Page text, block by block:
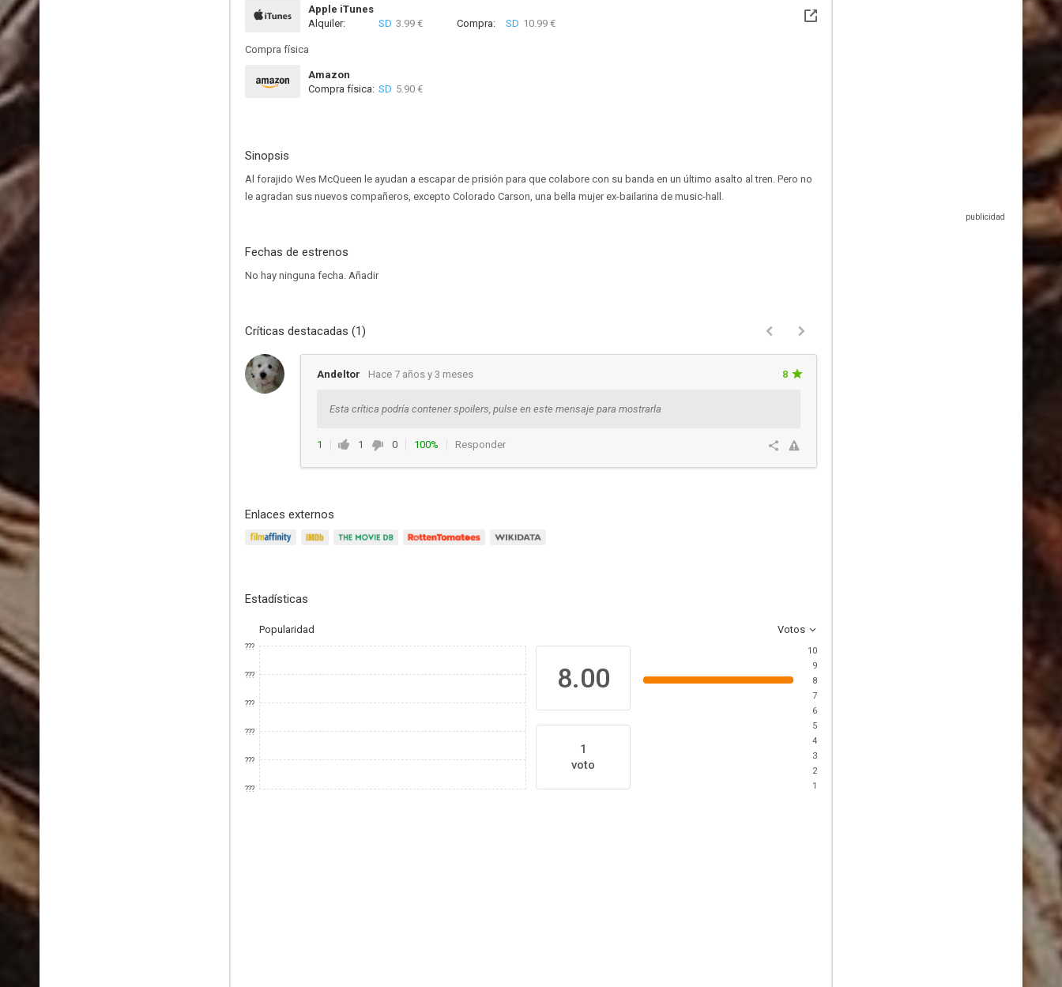
Apple iTunes
Alquiler:
SD 3.99 € Compra: SD 10.99 €
Compra física
Amazon
Compra física: SD 5.90 €
Sinopsis
Al forajido Wes McQueen le ayudan a escapar de prisión para que colabore con su banda en un último asalto al tren. Pero no
le agradan sus nuevos compañeros, excepto Colorado Carson, una bella mujer ex-bailarina de music-hall.
Fechas de estrenos
No hay ninguna fecha. Añadir
Críticas destacadas (1)
Andeltor Hace 7 años y 3 meses 8
Esta crítica podría contener spoilers, pulse en este mensaje para mostrarla
1 1 0 100% Responder
Enlaces externos
Estadísticas
Popularidad Votos
???
???
???
???
???
???
8.00
1
voto
10
9
8
7
6
5
4
3
2
1